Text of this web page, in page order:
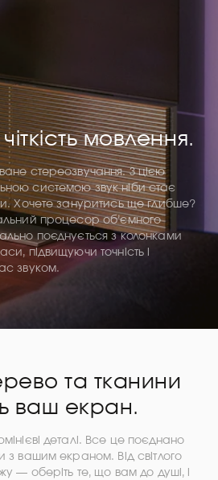
мовлення.
стереозвучання. З цією
системою звук ніби стає
Хочете зануритись ще глибше?
процесор об’ємного
поєднується з колонками
підвищуючи точність і
звуком.
та тканини
ваш екран.
деталі. Все це поєднано
з вашим екраном. Від світлого
— оберіть те, що вам до душі, і